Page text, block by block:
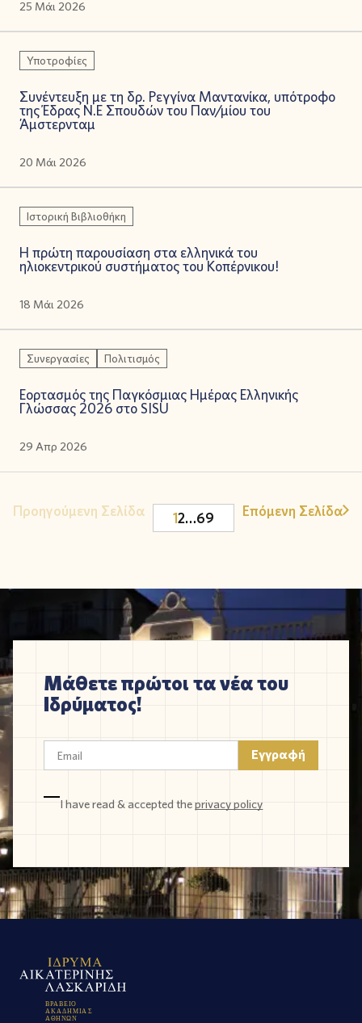
25 Μάι 2026
Υποτροφίες
Συνέντευξη με τη δρ. Ρεγγίνα Μαντανίκα, υπότροφο
της Έδρας Ν.Ε Σπουδών του Παν/μίου του
Άμστερνταμ
20 Μάι 2026
Ιστορική Βιβλιοθήκη
Η πρώτη παρουσίαση στα ελληνικά του
ηλιοκεντρικού συστήματος του Κοπέρνικου!
18 Μάι 2026
Συνεργασίες Πολιτισμός
Εορτασμός της Παγκόσμιας Ημέρας Ελληνικής
Γλώσσας 2026 στο SISU
29 Απρ 2026
Προηγούμενη Σελίδα 12…69 Επόμενη Σελίδα
Μάθετε πρώτοι τα νέα του
Ιδρύματος!
I have read & accepted theprivacy policy
ΒΡΑΒΕΙΟ
ΑΚΑΔΗΜΙΑ Σ
ΑΘΗΝΩΝ